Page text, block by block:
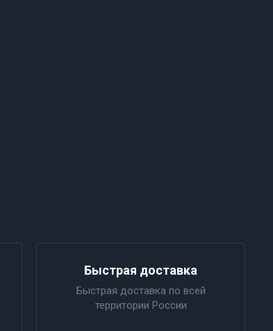
Быстрая доставка
Быстрая доставка по всей
территории России